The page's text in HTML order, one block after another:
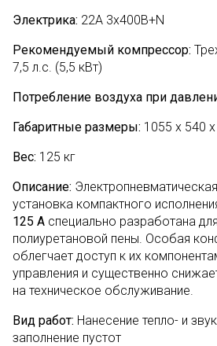
Электрика: 22А 3х400В+N
Рекомендуемый компрессор:
7,5 л.с. (5,5 кВт)
Потребление воздуха при
Габаритные размеры: 1055 х 540
Вес: 125 кг
Описание:
установка компактного
125 A специально разработана
полиуретановой пены. Особая
облегчает доступ к их
управления и существенно
на техническое обслуживание.
Вид работ: Нанесение тепло- и
заполнение пустот